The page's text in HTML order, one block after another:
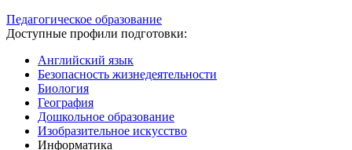
Педагогическое образование
Доступные профили подготовки:
Английский язык
Безопасность жизнедеятельности
Биология
География
Дошкольное образование
Изобразительное искусство
Информатика